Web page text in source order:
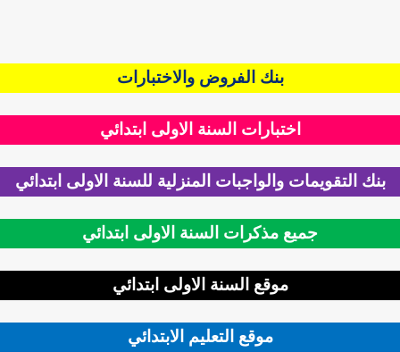
بنك الفروض والاختبارات
اختبارات السنة الاولى ابتدائي
التقويمات والواجبات المنزلية للسنة الاولى ابتدائي
جميع مذكرات السنة الاولى ابتدائي
موقع السنة الاولى ابتدائي
موقع التعليم الابتدائي